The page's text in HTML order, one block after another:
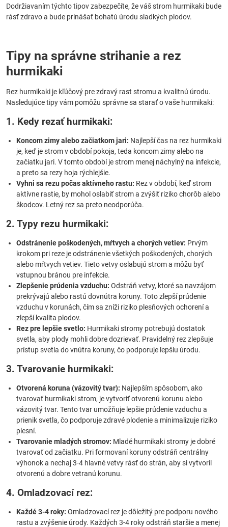
Dodržiavaním týchto tipov zabezpečíte, že váš strom hurmikaki bude
rásť zdravo a bude prinášať bohatú úrodu sladkých plodov.
Tipy na správne strihanie a rez
hurmikaki
Rez hurmikaki je kľúčový pre zdravý rast stromu a kvalitnú úrodu.
Nasledujúce tipy vám pomôžu správne sa starať o vaše hurmikaki:
1. Kedy rezať hurmikaki:
Koncom zimy alebo začiatkom jari: Najlepší čas na rez hurmikaki
je, keď je strom v období pokoja, teda koncom zimy alebo na
začiatku jari. V tomto období je strom menej náchylný na infekcie,
a preto sa rezy hoja rýchlejšie.
Vyhni sa rezu počas aktívneho rastu: Rez v období, keď strom
aktívne rastie, by mohol oslabiť strom a zvýšiť riziko chorôb alebo
škodcov. Letný rez sa preto neodporúča.
2. Typy rezu hurmikaki:
Odstránenie poškodených, mŕtvych a chorých vetiev: Prvým
krokom pri reze je odstránenie všetkých poškodených, chorých
alebo mŕtvych vetiev. Tieto vetvy oslabujú strom a môžu byť
vstupnou bránou pre infekcie.
Zlepšenie prúdenia vzduchu: Odstráň vetvy, ktoré sa navzájom
prekrývajú alebo rastú dovnútra koruny. Toto zlepší prúdenie
vzduchu v korunách, čím sa zníži riziko plesňových ochorení a
zlepší kvalita plodov.
Rez pre lepšie svetlo: Hurmikaki stromy potrebujú dostatok
svetla, aby plody mohli dobre dozrievať. Pravidelný rez zlepšuje
prístup svetla do vnútra koruny, čo podporuje lepšiu úrodu.
3. Tvarovanie hurmikaki:
Otvorená koruna (vázovitý tvar): Najlepším spôsobom, ako
tvarovať hurmikaki strom, je vytvoriť otvorenú korunu alebo
vázovitý tvar. Tento tvar umožňuje lepšie prúdenie vzduchu a
prienik svetla, čo podporuje zdravé plodenie a minimalizuje riziko
plesní.
Tvarovanie mladých stromov: Mladé hurmikaki stromy je dobré
tvarovať od začiatku. Pri formovaní koruny odstráň centrálny
výhonok a nechaj 3-4 hlavné vetvy rásť do strán, aby si vytvoril
otvorenú a dobre vetranú korunu.
4. Omladzovací rez:
Každé 3-4 roky: Omladzovací rez je dôležitý pre podporu nového
rastu a zvýšenie úrody. Každých 3-4 roky odstráň staršie a menej